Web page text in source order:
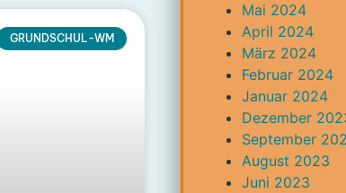
GRUNDSCHUL-WM
Mai 2024
April 2024
März 2024
Februar 2024
Januar 2024
Dezember
September
August 2023
Juni 2023